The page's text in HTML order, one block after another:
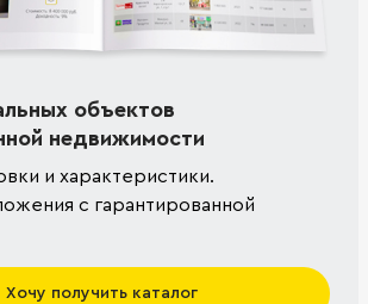
объектов
недвижимости
и характеристики.
с гарантированной
Хочу получить каталог